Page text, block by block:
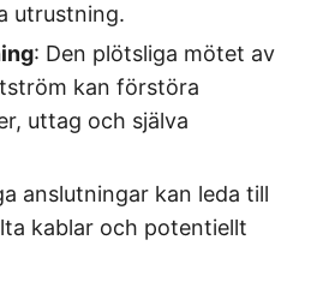
utrustning.
: Den plötsliga mötet av
kan förstöra
uttag och själva
anslutningar kan leda till
kablar och potentiellt